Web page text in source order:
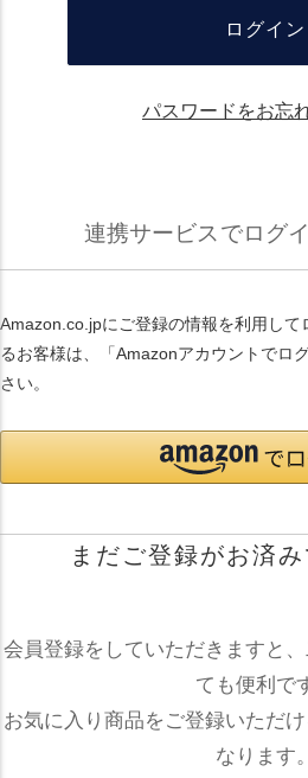
ログイン
パスワードをお忘
連携サービスでログ
Amazon.co.jpにご登録の情報を利用し
るお客様は、「Amazonアカウントでロ
さい。
まだご登録がお済
会員登録をしていただきますと
ても便利で
お気に入り商品をご登録いただ
なります。